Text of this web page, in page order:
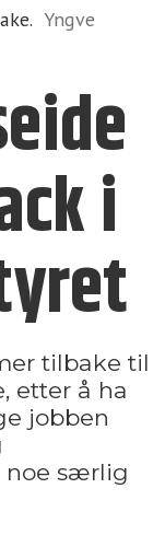
Yngve
i
tilbake til
etter å ha
jobben
noe særlig